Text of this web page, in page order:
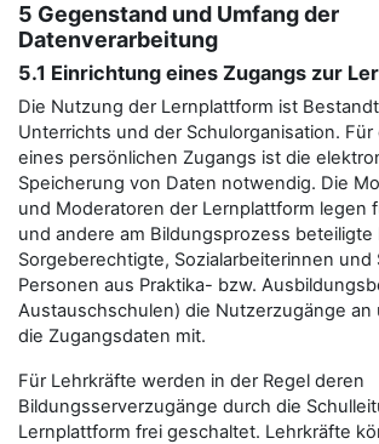
5 Gegenstand und Umfang der
Datenverarbeitung
5.1 Einrichtung eines Zugangs zur
Die Nutzung der Lernplattform ist
Unterrichts und der Schulorganisation. Für
eines persönlichen Zugangs ist die
Speicherung von Daten notwendig. Die
und Moderatoren der Lernplattform legen
und andere am Bildungsprozess beteiligte
Sorgeberechtigte, Sozialarbeiterinnen und
Personen aus Praktika- bzw.
Austauschschulen) die Nutzerzugänge an
die Zugangsdaten mit.
Für Lehrkräfte werden in der Regel deren
Bildungsserverzugänge durch die
Lernplattform frei geschaltet. Lehrkräfte